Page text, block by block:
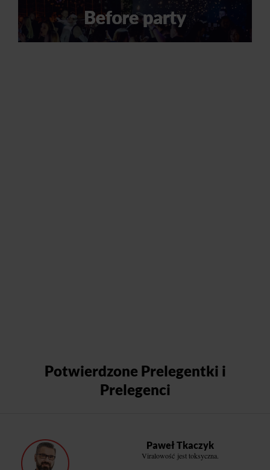
Potwierdzone Prelegentki i
Prelegenci
Paweł Tkaczyk
Viralowość jest toksyczna.